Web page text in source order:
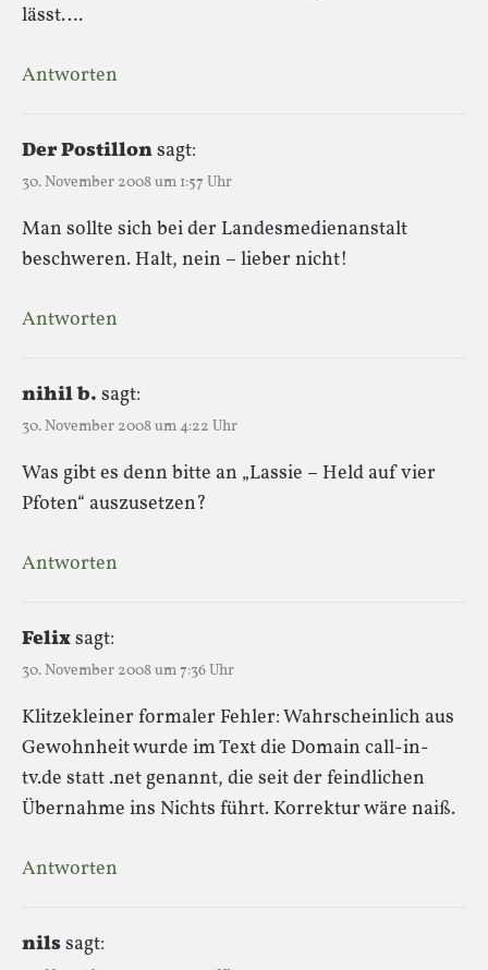
lässt….
Antworten
Der Postillonsagt:
30. November 2008 um 1:57 Uhr
Man sollte sich bei der Landesmedienanstalt
beschweren. Halt, nein – lieber nicht!
Antworten
nihil b. sagt:
30. November 2008 um 4:22 Uhr
Was gibt es denn bitte an „Lassie – Held auf vier
Pfoten“ auszusetzen?
Antworten
Felixsagt:
30. November 2008 um 7:36 Uhr
Klitzekleiner formaler Fehler: Wahrscheinlich aus
Gewohnheit wurde im Text die Domain call-in-
tv.de statt .net genannt, die seit der feindlichen
Übernahme ins Nichts führt. Korrektur wäre naiß.
Antworten
nilssagt: